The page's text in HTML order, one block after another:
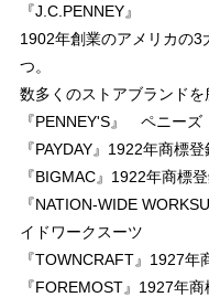
『J.C.PENNEY』
1902年創業のアメリカの3
つ。
数多くのストアブランドを
『PENNEY'S』 ペニーズ
『PAYDAY』1922年商標
『BIGMAC』1922年商標
『NATION-WIDE
イドワークスーツ
『TOWNCRAFT』1927
『FOREMOST』1927年